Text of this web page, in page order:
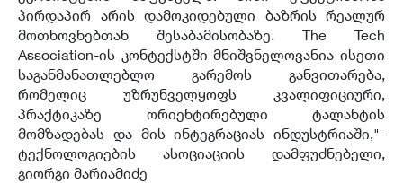
პირდაპირ არის დამოკიდებული ბაზრის რეალურ
მოთხოვნებთან შესაბამისობაზე. The Tech
Association-ის კონტექსტში მნიშვნელოვანია ისეთი
საგანმანათლებლო გარემოს განვითარება,
რომელიც უზრუნველყოფს კვალიფიციური,
პრაქტიკაზე ორიენტირებული ტალანტის
მომზადებას და მის ინტეგრაციას ინდუსტრიაში,"-
ტექნოლოგიების ასოციაციის დამფუძნებელი,
გიორგი მარიამიძე